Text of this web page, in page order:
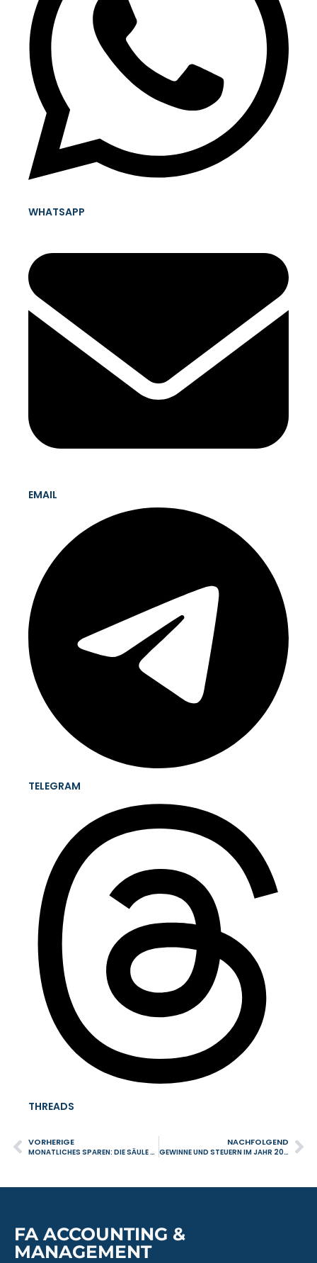
WHATSAPP
EMAIL
TELEGRAM
THREADS
VORHERIGE
MONATLICHES SPAREN: DIE SÄULE DER FINANZIELLEN STABILITÄT IM JAHR 2026
NACHFOLGEND
GEWINNE UND STEUERN IM JAHR 2026: WIE SICH UNTERNEHMEN UND SELBSTSTÄNDIGE VORBEREITEN SOLLTE
FA ACCOUNTING &
MANAGEMENT